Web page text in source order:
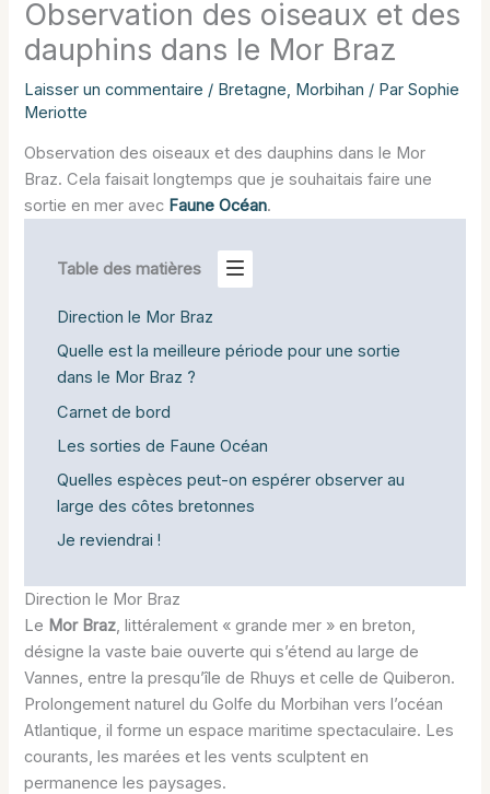
Observation des oiseaux et des
dauphins dans le Mor Braz
Laisser un commentaire / Bretagne, Morbihan / ParSophie
Meriotte
Observation des oiseaux et des dauphins dans le Mor
Braz. Cela faisait longtemps que je souhaitais faire une
sortie en mer avec Faune Océan.
Table des matières
Direction le Mor Braz
Quelle est la meilleure période pour une sortie
dans le Mor Braz ?
Carnet de bord
Les sorties de Faune Océan
Quelles espèces peut-on espérer observer au
large des côtes bretonnes
Je reviendrai !
Direction le Mor Braz
Le Mor Braz , littéralement « grande mer » en breton,
désigne la vaste baie ouverte qui s’étend au large de
Vannes, entre la presqu’île de Rhuys et celle de Quiberon.
Prolongement naturel du Golfe du Morbihan vers l’océan
Atlantique, il forme un espace maritime spectaculaire. Les
courants, les marées et les vents sculptent en
permanence les paysages.